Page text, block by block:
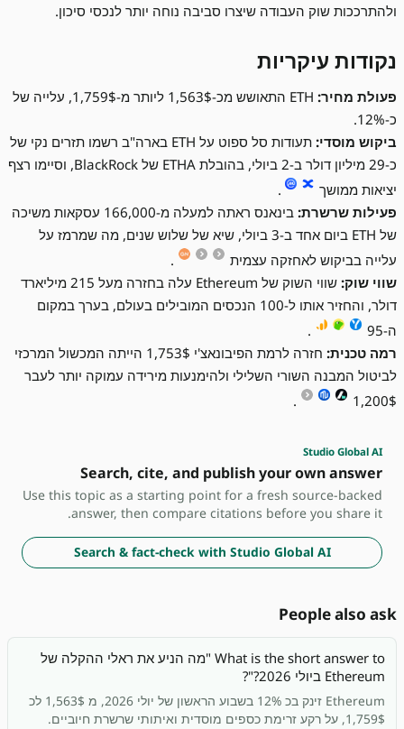
ולהתרככות שוק העבודה שיצרו סביבה נוחה יותר לנכסי סיכון.
נקודות עיקריות
פעולת מחיר:
ETH התאושש מכ-1,563$ ליותר מ-1,759$, עלייה של
כ-12%.
ביקוש מוסדי:
תעודות סל ספוט על ETH בארה"ב רשמו תזרים נקי של
כ-29 מיליון דולר ב-2 ביולי, בהובלת ETHA של BlackRock, וסיימו רצף
יציאות ממושך
.
פעילות שרשרת:
בינאנס ראתה למעלה מ-166,000 עסקאות משיכה
של ETH ביום אחד ב-3 ביולי, שיא של שלוש שנים, מה שמרמז על
עלייה בביקוש לאחזקה עצמית
.
שווי שוק:
שווי השוק של Ethereum עלה בחזרה מעל 215 מיליארד
דולר, והחזיר אותו ל-100 הנכסים המובילים בעולם, בערך במקום
ה-95
.
רמה טכנית:
חזרה לרמת הפיבונאצ'י 1,753$ הייתה המכשול המרכזי
לביטול המבנה השורי השלילי ולהימנעות מירידה עמוקה יותר לעבר
1,200$
.
Studio Global AI
Search, cite, and publish your own answer
Use this topic as a starting point for a fresh source-backed
answer, then compare citations before you share it.
Search & fact-check with Studio Global AI
People also ask
What is the short answer to "מה הניע את ראלי ההקלה של
Ethereum ביולי 2026?"?
Ethereum זינק בכ 12% בשבוע הראשון של יולי 2026, מ 1,563$ לכ
1,759$, על רקע זרימת כספים מוסדית ואיתותי שרשרת חיוביים.